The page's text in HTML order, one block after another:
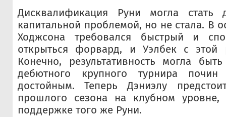
Дисквалификация Руни могла стать
капитальной проблемой, но не стала. В
Ходжсона требовался быстрый и
открыться форвард, и Уэлбек с этой
Конечно, результативность могла
дебютного крупного турнира
достойным. Теперь Дэниэлу
прошлого сезона на клубном
поддержке того же Руни.